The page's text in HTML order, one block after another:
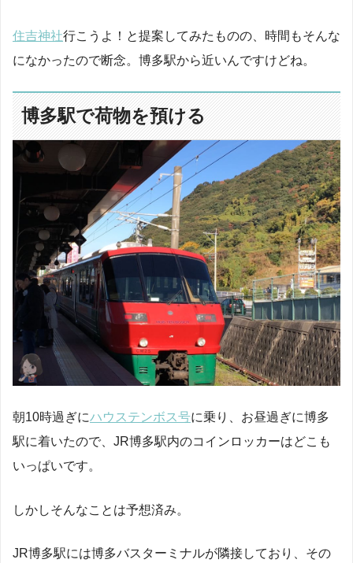
住吉神社行こうよ！と提案してみたものの、時間もそんな
になかったので断念。博多駅から近いんですけどね。
博多駅で荷物を預ける
朝10時過ぎにハウステンボス号に乗り、お昼過ぎに博多
駅に着いたので、JR博多駅内のコインロッカーはどこも
いっぱいです。
しかしそんなことは予想済み。
JR博多駅には博多バスターミナルが隣接しており、その